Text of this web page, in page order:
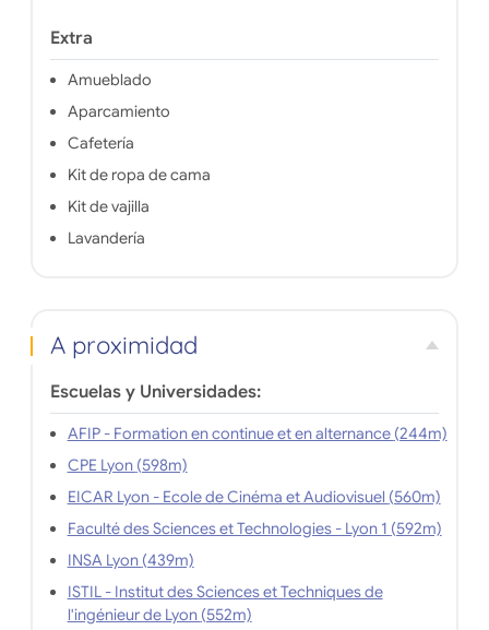
Extra
Amueblado
Aparcamiento
Cafetería
Kit de ropa de cama
Kit de vajilla
Lavandería
A proximidad
Escuelas y Universidades:
AFIP - Formation en continue et en alternance (244m)
CPE Lyon (598m)
EICAR Lyon - Ecole de Cinéma et Audiovisuel (560m)
Faculté des Sciences et Technologies - Lyon 1 (592m)
INSA Lyon (439m)
ISTIL - Institut des Sciences et Techniques de
l'ingénieur de Lyon (552m)